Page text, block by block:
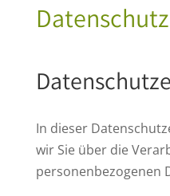
Datenschutz
In dieser
wir Sie über die
personenbezogenen